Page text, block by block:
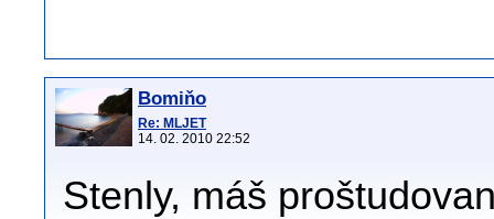
Bomiňo
Re: MLJET
14. 02. 2010 22:52
Stenly, máš